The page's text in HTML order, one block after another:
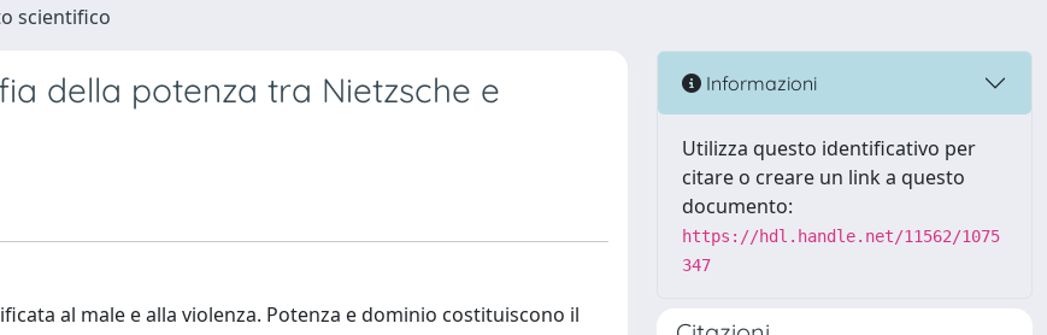
scientifico
della potenza tra Nietzsche e
al male e alla violenza. Potenza e dominio costituiscono il
Informazioni
Utilizza questo identificativo per
citare o creare un link a questo
documento:
https://hdl.handle.net/11562/1075
347